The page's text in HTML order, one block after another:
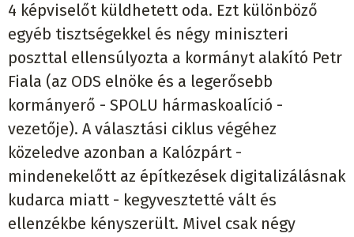
4 képviselőt küldhetett oda. Ezt különböző
egyéb tisztségekkel és négy miniszteri
poszttal ellensúlyozta a kormányt alakító Petr
Fiala (az ODS elnöke és a legerősebb
kormányerő - SPOLU hármaskoalíció -
vezetője). A választási ciklus végéhez
közeledve azonban a Kalózpárt -
mindenekelőtt az építkezések digitalizálásnak
kudarca miatt - kegyvesztetté vált és
ellenzékbe kényszerült. Mivel csak négy